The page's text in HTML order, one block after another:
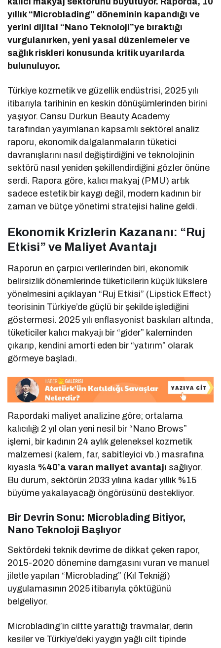
yıllık “Microblading” döneminin kapandığı ve
yerini dijital “Nano Teknoloji”ye bıraktığı
vurgulanırken, yeni yasal düzenlemeler ve
sağlık riskleri konusunda kritik uyarılarda
bulunuluyor.
Türkiye kozmetik ve güzellik endüstrisi, 2025 yılı
itibarıyla tarihinin en keskin dönüşümlerinden birini
yaşıyor. Cansu Durkun Beauty Academy
tarafından yayımlanan kapsamlı sektörel analiz
raporu, ekonomik dalgalanmaların tüketici
davranışlarını nasıl değiştirdiğini ve teknolojinin
sektörü nasıl yeniden şekillendirdiğini gözler önüne
serdi. Rapora göre, kalıcı makyaj (PMU) artık
sadece estetik bir kaygı değil, modern kadının bir
zaman ve bütçe yönetimi stratejisi haline geldi.
Ekonomik Krizlerin Kazananı: “Ruj
Etkisi” ve Maliyet Avantajı
Raporun en çarpıcı verilerinden biri, ekonomik
belirsizlik dönemlerinde tüketicilerin küçük lükslere
yönelmesini açıklayan “Ruj Etkisi” (Lipstick Effect)
teorisinin Türkiye’de güçlü bir şekilde işlediğini
göstermesi. 2025 yılı enflasyonist baskıları altında,
tüketiciler kalıcı makyajı bir “gider” kaleminden
çıkarıp, kendini amorti eden bir “yatırım” olarak
görmeye başladı.
Rapordaki maliyet analizine göre; ortalama
kalıcılığı 2 yıl olan yeni nesil bir “Nano Brows”
işlemi, bir kadının 24 aylık geleneksel kozmetik
malzemesi (kalem, far, sabitleyici vb.) masrafına
kıyasla %40’a varan maliyet avantajı sağlıyor.
Bu durum, sektörün 2033 yılına kadar yıllık %15
büyüme yakalayacağı öngörüsünü destekliyor.
Bir Devrin Sonu: Microblading Bitiyor,
Nano Teknoloji Başlıyor
Sektördeki teknik devrime de dikkat çeken rapor,
2015-2020 dönemine damgasını vuran ve manuel
jiletle yapılan “Microblading” (Kıl Tekniği)
uygulamasının 2025 itibarıyla çöktüğünü
belgeliyor.
Microblading’in ciltte yarattığı travmalar, derin
kesiler ve Türkiye’deki yaygın yağlı cilt tipinde